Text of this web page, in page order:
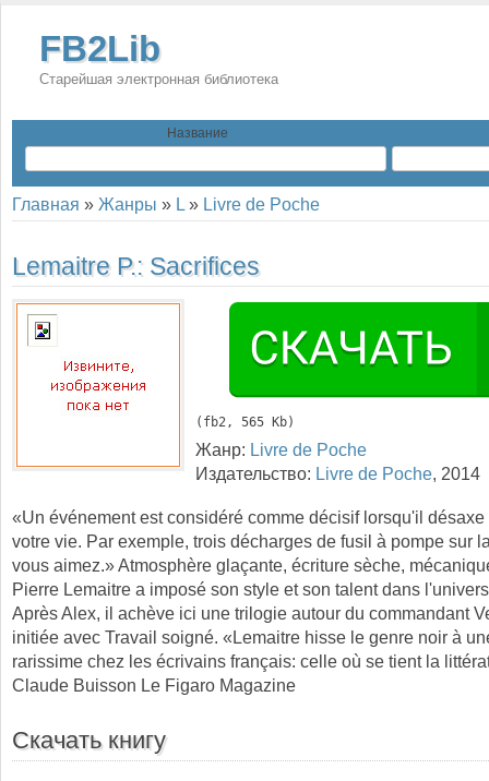
FB2Lib
Старейшая электронная библиотека
Название
Главная » Жанры » L » Livre de Poche
Lemaitre P.: Sacrifices
( fb2, 565 Kb)
Жанр: Livre de Poche
Издательство: Livre de Poche, 2014
«Un événement est considéré comme décisif lorsqu'il
votre vie. Par exemple, trois décharges de fusil à pompe sur
vous aimez.» Atmosphère glaçante, écriture sèche,
Pierre Lemaitre a imposé son style et son talent dans
Après Alex, il achève ici une trilogie autour du commandant
initiée avec Travail soigné. «Lemaitre hisse le genre noir à
rarissime chez les écrivains français: celle où se tient la
Claude Buisson Le Figaro Magazine
Скачать книгу